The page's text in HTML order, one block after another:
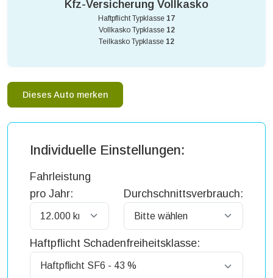
Kfz-Versicherung Vollkasko
Haftpflicht Typklasse 17
Vollkasko Typklasse 12
Teilkasko Typklasse 12
Dieses Auto merken
Individuelle Einstellungen:
Fahrleistung
pro Jahr:
Durchschnittsverbrauch:
Haftpflicht Schadenfreiheitsklasse: